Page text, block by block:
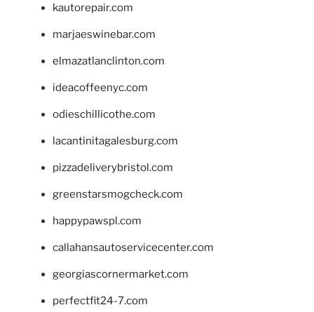
kautorepair.com
marjaeswinebar.com
elmazatlanclinton.com
ideacoffeenyc.com
odieschillicothe.com
lacantinitagalesburg.com
pizzadeliverybristol.com
greenstarsmogcheck.com
happypawspl.com
callahansautoservicecenter.com
georgiascornermarket.com
perfectfit24-7.com